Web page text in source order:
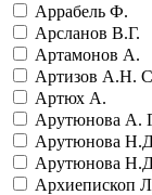
Аррабель Ф.
Арсланов В.Г.
Артамонов А.
Артизов А.Н.
Артюх А.
Арутюнова А.
Арутюнова
Арутюнова
Архиепископ